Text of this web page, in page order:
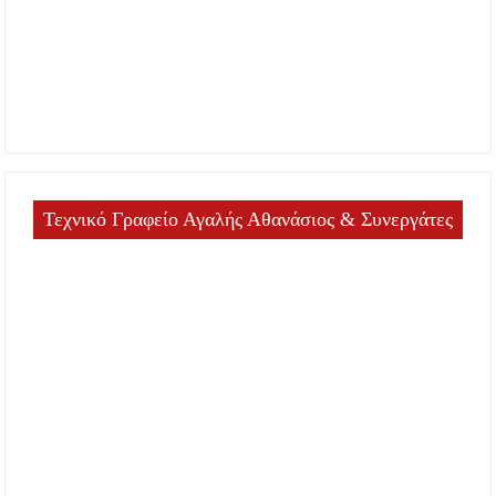
Τεχνικό Γραφείο Αγαλής Αθανάσιος & Συνεργάτες